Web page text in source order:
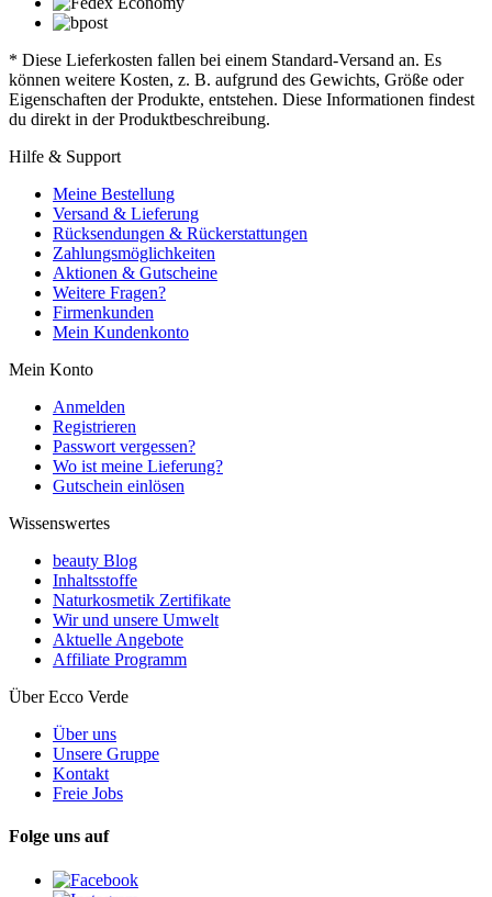
* Diese Lieferkosten fallen bei einem Standard-Versand an. Es
können weitere Kosten, z. B. aufgrund des Gewichts, Größe oder
Eigenschaften der Produkte, entstehen. Diese Informationen findest
du direkt in der Produktbeschreibung.
Hilfe & Support
Meine Bestellung
Versand & Lieferung
Rücksendungen & Rückerstattungen
Zahlungsmöglichkeiten
Aktionen & Gutscheine
Weitere Fragen?
Firmenkunden
Mein Kundenkonto
Mein Konto
Anmelden
Registrieren
Passwort vergessen?
Wo ist meine Lieferung?
Gutschein einlösen
Wissenswertes
beauty Blog
Inhaltsstoffe
Naturkosmetik Zertifikate
Wir und unsere Umwelt
Aktuelle Angebote
Affiliate Programm
Über Ecco Verde
Über uns
Unsere Gruppe
Kontakt
Freie Jobs
Folge uns auf